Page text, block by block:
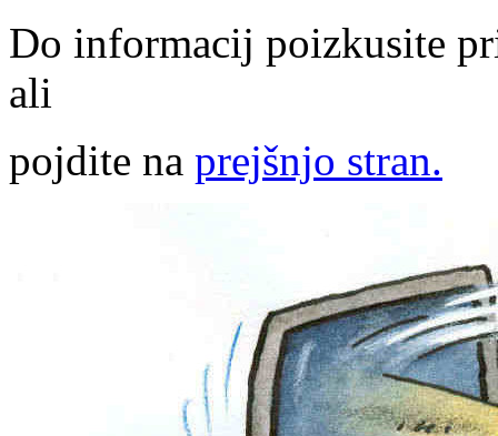
Do informacij poizkusite
ali
pojdite na prejšnjo stran.